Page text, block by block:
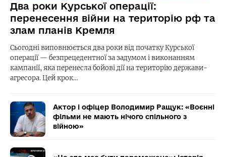
Два роки Курської операції:
перенесення війни на територію рф та
злам планів Кремля
Сьогодні виповнюється два роки від початку Курської
операції — безпрецедентної за задумом і виконанням
кампанії, яка перенесла бойові дії на територію держави-
агресора. Цей крок…
Актор і офіцер Володимир Ращук: «Воєнні
фільми не мають нічого спільного з
війною»